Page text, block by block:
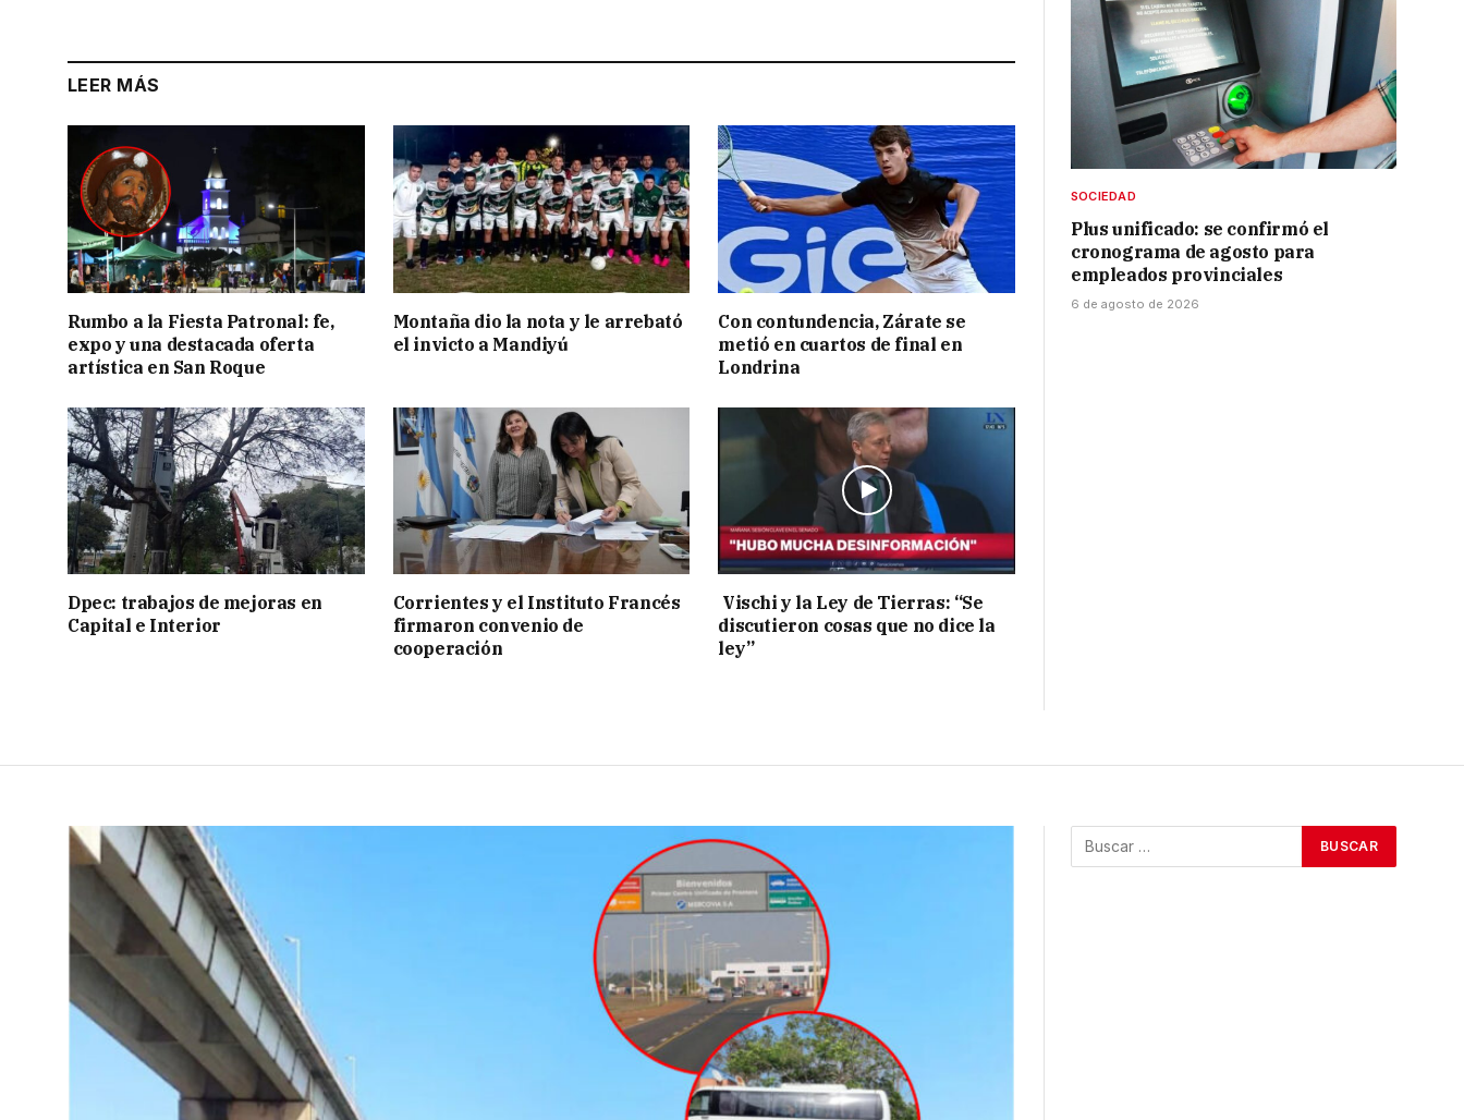
LEER MÁS
Rumbo a la Fiesta Patronal: fe,
expo y una destacada oferta
artística en San Roque
Montaña dio la nota y le arrebató
el invicto a Mandiyú
Con contundencia, Zárate se
metió en cuartos de final en
Londrina
Dpec: trabajos de mejoras en
Capital e Interior
Corrientes y el Instituto Francés
firmaron convenio de
cooperación
Vischi y la Ley de Tierras: “Se
discutieron cosas que no dice la
ley”
SOCIEDAD
Plus unificado: se confirmó el
cronograma de agosto para
empleados provinciales
6 de agosto de 2026